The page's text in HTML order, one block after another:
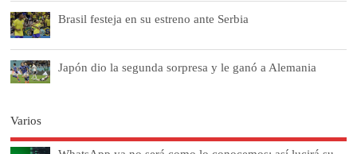
Brasil festeja en su estreno ante Serbia
Japón dio la segunda sorpresa y le ganó a Alemania
Varios